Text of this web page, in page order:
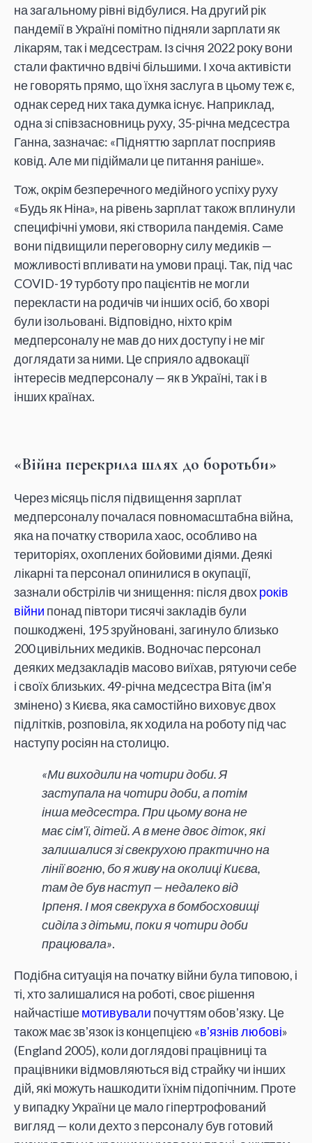
на загальному рівні відбулися. На другий рік
пандемії в Україні помітно підняли зарплати як
лікарям, так і медсестрам. Із січня 2022 року вони
стали фактично вдвічі більшими. І хоча активісти
не говорять прямо, що їхня заслуга в цьому теж є,
однак серед них така думка існує. Наприклад,
одна зі співзасновниць руху, 35-річна медсестра
Ганна, зазначає: «Підняттю зарплат посприяв
ковід. Але ми підіймали це питання раніше».
Тож, окрім безперечного медійного успіху руху
«Будь як Ніна», на рівень зарплат також вплинули
специфічні умови, які створила пандемія. Саме
вони підвищили переговорну силу медиків —
можливості впливати на умови праці. Так, під час
COVID-19 турботу про пацієнтів не могли
перекласти на родичів чи інших осіб, бо хворі
були ізольовані. Відповідно, ніхто крім
медперсоналу не мав до них доступу і не міг
доглядати за ними. Це сприяло адвокації
інтересів медперсоналу — як в Україні, так і в
інших країнах.
«Війна перекрила шлях до боротьби»
Через місяць після підвищення зарплат
медперсоналу почалася повномасштабна війна,
яка на початку створила хаос, особливо на
територіях, охоплених бойовими діями. Деякі
лікарні та персонал опинилися в окупації,
зазнали обстрілів чи знищення: після двохроків
війни понад півтори тисячі закладів були
пошкоджені, 195 зруйновані, загинуло близько
200 цивільних медиків. Водночас персонал
деяких медзакладів масово виїхав, рятуючи себе
і своїх близьких. 49-річна медсестра Віта (імʼя
змінено) з Києва, яка самостійно виховує двох
підлітків, розповіла, як ходила на роботу під час
наступу росіян на столицю.
«Ми виходили на чотири доби. Я
заступала на чотири доби, а потім
інша медсестра. При цьому вона не
має сім'ї, дітей. А в мене двоє діток, які
залишалися зі свекрухою практично на
лінії вогню, бо я живу на околиці Києва,
там де був наступ — недалеко від
Ірпеня. І моя свекруха в бомбосховищі
сиділа з дітьми, поки я чотири доби
працювала».
Подібна ситуація на початку війни була типовою, і
ті, хто залишалися на роботі, своє рішення
найчастішемотивували почуттям обовʼязку. Це
також має звʼязок із концепцією «вʼязнів любові»
(England 2005), коли доглядові працівниці та
працівники відмовляються від страйку чи інших
дій, які можуть нашкодити їхнім підопічним. Проте
у випадку України це мало гіпертрофований
вигляд — коли дехто з персоналу був готовий